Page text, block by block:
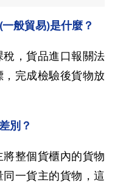
般貿易)是什麼？
稅，貨品進口報關法
完成檢驗後貨物放
別？
整個貨櫃內的貨物
一貨主的貨物，這